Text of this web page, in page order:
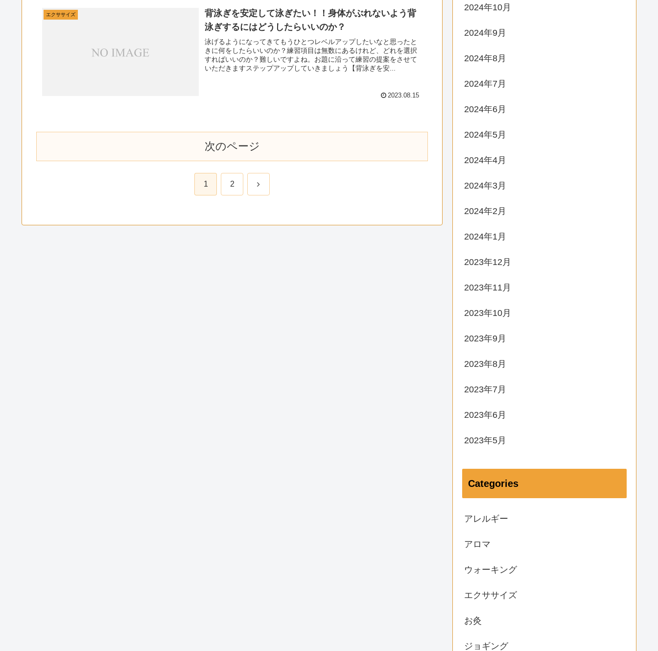
エクササイズ
背泳ぎを安定して泳ぎたい！！身体がぶれないよう背
泳ぎするにはどうしたらいいのか？
泳げるようになってきてもうひとつレベルアップしたいなと思ったと
きに何をしたらいいのか？練習項目は無数にあるけれど、どれを選択
すればいいのか？難しいですよね。お題に沿って練習の提案をさせて
いただきますステップアップしていきましょう【背泳ぎを安...
2023.08.15
次のページ
1 2 次
2024年10月
2024年9月
2024年8月
2024年7月
2024年6月
2024年5月
2024年4月
2024年3月
2024年2月
2024年1月
2023年12月
2023年11月
2023年10月
2023年9月
2023年8月
2023年7月
2023年6月
2023年5月
Categories
アレルギー
アロマ
ウォーキング
エクササイズ
お灸
ジョギング